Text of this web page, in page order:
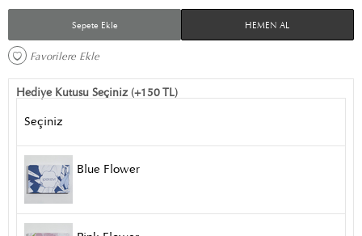
Sepete Ekle HEMEN AL
Favorilere Ekle
Hediye Kutusu Seçiniz (+150 TL)
Seçiniz
Blue Flower